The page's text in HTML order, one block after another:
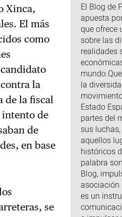
Xinca,
El más
como
la
de la fiscal
intento de
de
en base
se
El Blog de
apuesta
que ofrece
sobre las
realidades
la
Estado
partes del
sus
aquellos
históricos
palabra
Blog,
asociación
es un